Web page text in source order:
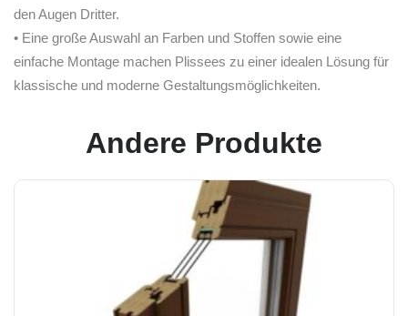
den Augen Dritter.
• Eine große Auswahl an Farben und Stoffen sowie eine
einfache Montage machen Plissees zu einer idealen Lösung für
klassische und moderne Gestaltungsmöglichkeiten.
Andere Produkte